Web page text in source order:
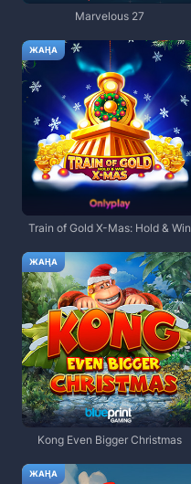
Marvelous 27
ЖАҢА
Train of Gold X-Mas: Hold & Win
ЖАҢА
Kong Even Bigger Christmas
ЖАҢА